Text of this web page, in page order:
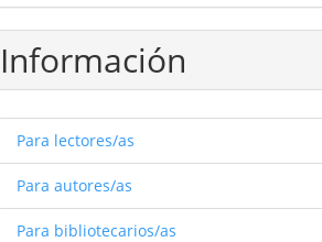
Información
Para lectores/as
Para autores/as
Para bibliotecarios/as